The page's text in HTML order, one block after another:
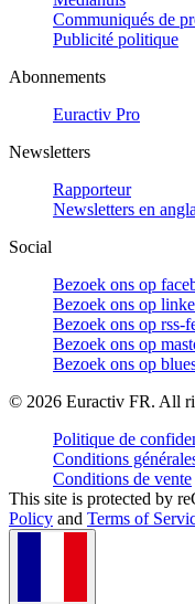
Communiqués de
Publicité politique
Abonnements
Euractiv Pro
Newsletters
Rapporteur
Newsletters en
Social
Bezoek ons op
Bezoek ons op
Bezoek ons op rss-
Bezoek ons op
Bezoek ons op
© 2026 Euractiv FR. All
Politique de
Conditions
Conditions de vente
This site is protected by
Policy and Terms of